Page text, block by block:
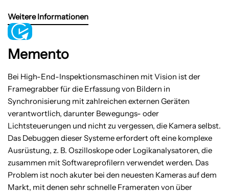
Weitere Informationen
Memento
Bei High-End-Inspektionsmaschinen mit Vision ist der
Framegrabber für die Erfassung von Bildern in
Synchronisierung mit zahlreichen externen Geräten
verantwortlich, darunter Bewegungs- oder
Lichtsteuerungen und nicht zu vergessen, die Kamera selbst.
Das Debuggen dieser Systeme erfordert oft eine komplexe
Ausrüstung, z. B. Oszilloskope oder Logikanalysatoren, die
zusammen mit Softwareprofilern verwendet werden. Das
Problem ist noch akuter bei den neuesten Kameras auf dem
Markt, mit denen sehr schnelle Frameraten von über